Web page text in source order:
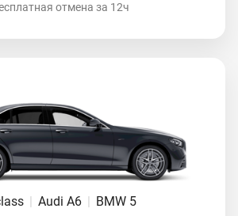
отмена за 12ч
| Audi A6 | BMW 5